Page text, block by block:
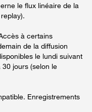
le flux linéaire de la
à certains
de la diffusion
le lundi suivant
jours (selon le
Enregistrements